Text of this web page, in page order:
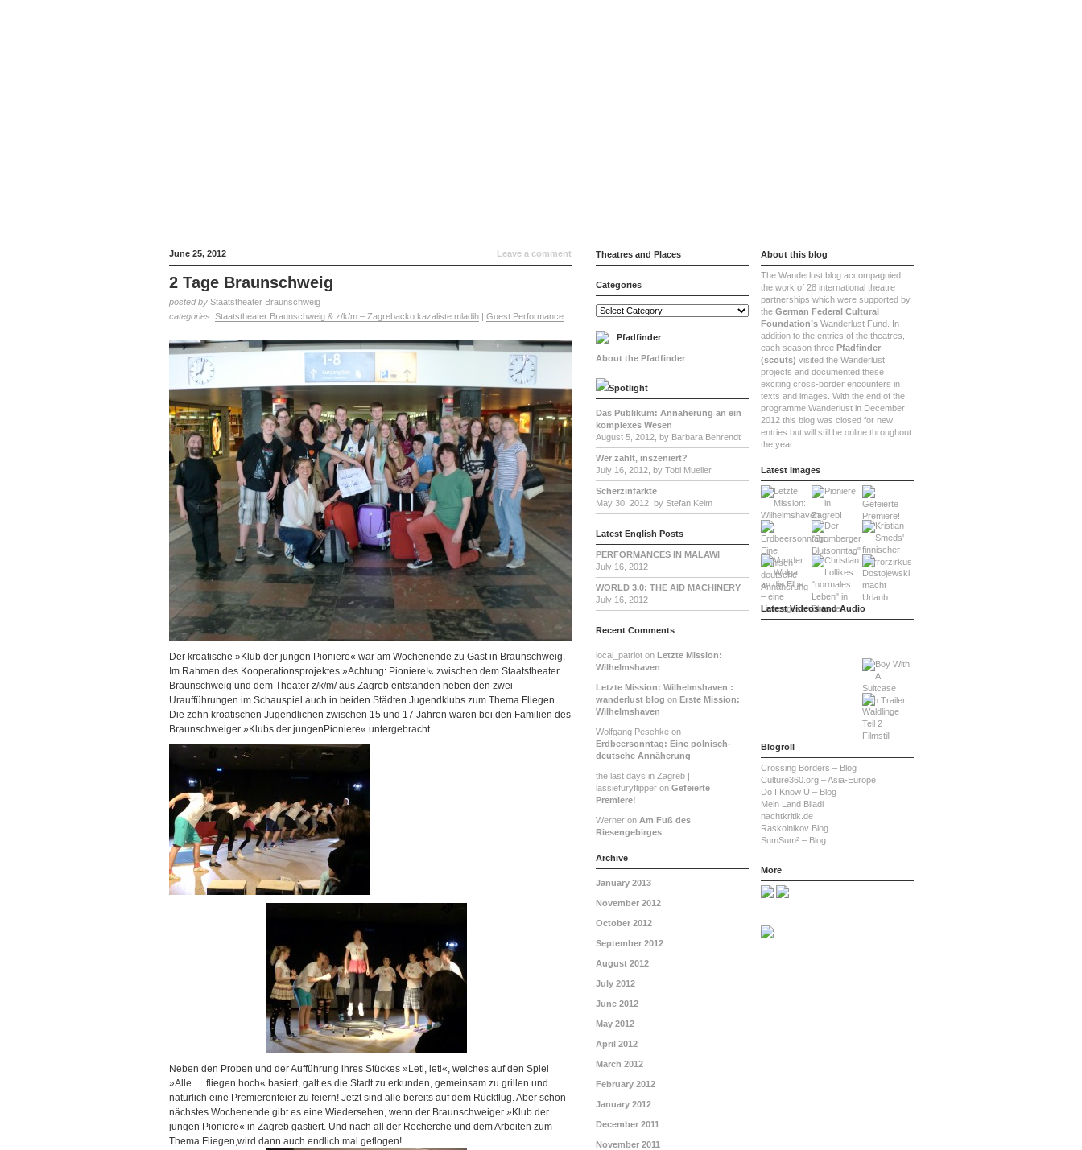
June 25, 2012 Leave a comment
2 Tage Braunschweig
posted by Staatstheater Braunschweig
categories: Staatstheater Braunschweig & z/k/m – Zagrebacko kazaliste mladih| Guest Performance
Der kroatische »Klub der jungen Pioniere« war am Wochenende zu Gast in Braunschweig.
Im Rahmen des Kooperationsprojektes »Achtung: Pioniere!« zwischen dem Staatstheater
Braunschweig und dem Theater z/k/m/ aus Zagreb entstanden neben den zwei
Uraufführungen im Schauspiel auch in beiden Städten Jugendklubs zum Thema Fliegen.
Die zehn kroatischen Jugendlichen zwischen 15 und 17 Jahren waren bei den Familien des
Braunschweiger »Klubs der jungenPioniere« untergebracht.
Neben den Proben und der Aufführung ihres Stückes »Leti, leti«, welches auf den Spiel
»Alle … fliegen hoch« basiert, galt es die Stadt zu erkunden, gemeinsam zu grillen und
natürlich eine Premierenfeier zu feiern! Jetzt sind alle bereits auf dem Rückflug. Aber schon
nächstes Wochenende gibt es eine Wiedersehen, wenn der Braunschweiger »Klub der
jungen Pioniere« in Zagreb gastiert. Und nach all der Recherche und dem Arbeiten zum
Thema Fliegen,wird dann auch endlich mal geflogen!
Theatres and Places
Categories
Pfadfinder
About the Pfadfinder
Spotlight
Das Publikum: Annäherung an ein
komplexes Wesen
August 5, 2012, by Barbara Behrendt
Wer zahlt, inszeniert?
July 16, 2012, by Tobi Mueller
Scherzinfarkte
May 30, 2012, by Stefan Keim
Latest English Posts
PERFORMANCES IN MALAWI
July 16, 2012
WORLD 3.0: THE AID MACHINERY
July 16, 2012
Recent Comments
local_patriot on Letzte Mission:
Wilhelmshaven
Letzte Mission: Wilhelmshaven :
wanderlust blog on Erste Mission:
Wilhelmshaven
Wolfgang Peschke on
Erdbeersonntag: Eine polnisch-
deutsche Annäherung
the last days in Zagreb |
lassiefuryflipper on Gefeierte
Premiere!
Werner on Am Fuß des
Riesengebirges
Archive
January 2013
November 2012
October 2012
September 2012
August 2012
July 2012
June 2012
May 2012
April 2012
March 2012
February 2012
January 2012
December 2011
November 2011
About this blog
The Wanderlust blog accompagnied
the work of 28 international theatre
partnerships which were supported by
the German Federal Cultural
Foundation’sWanderlust Fund. In
addition to the entries of the theatres,
each season three Pfadfinder
(scouts) visited the Wanderlust
projects and documented these
exciting cross-border encounters in
texts and images. With the end of the
programme Wanderlust in December
2012 this blog was closed for new
entries but will still be online throughout
the year.
Latest Images
Latest Videos and Audio
Blogroll
Crossing Borders – Blog
Culture360.org – Asia-Europe
Do I Know U – Blog
Mein Land Biladi
nachtkritik.de
Raskolnikov Blog
SumSum² – Blog
More